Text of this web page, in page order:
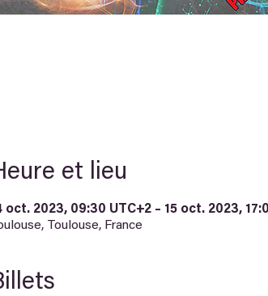
et lieu
oct. 2023, 09:30 UTC+2 – 15 oct. 2023,
Toulouse, France